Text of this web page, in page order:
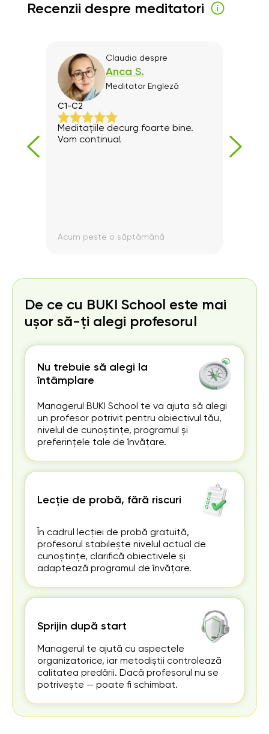
Recenzii despre meditatori
Claudia despre
Anca S.
Meditator Engleză
C1-C2
Meditațiile decurg foarte bine.
Vom continua!
Acum peste o săptămână
De ce cu BUKI School este mai
ușor să-ți alegi profesorul
Nu trebuie să alegi la
întâmplare
Managerul BUKI School te va ajuta să alegi
un profesor potrivit pentru obiectivul tău,
nivelul de cunoștințe, programul și
preferințele tale de învățare.
Lecție de probă, fără riscuri
În cadrul lecției de probă gratuită,
profesorul stabilește nivelul actual de
cunoștințe, clarifică obiectivele și
adaptează programul de învățare.
Sprijin după start
Managerul te ajută cu aspectele
organizatorice, iar metodiștii controlează
calitatea predării. Dacă profesorul nu se
potrivește — poate fi schimbat.